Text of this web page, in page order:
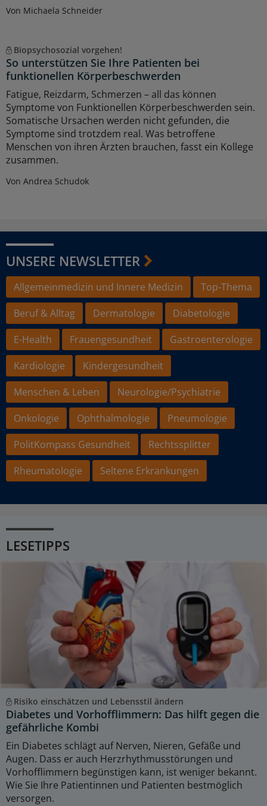
Von Michaela Schneider
Biopsychosozial vorgehen!
So unterstützen Sie Ihre Patienten bei
funktionellen Körperbeschwerden
Fatigue, Reizdarm, Schmerzen – all das können
Symptome von Funktionellen Körperbeschwerden sein.
Somatische Ursachen werden nicht gefunden, die
Symptome sind trotzdem real. Was betroffene
Menschen von ihren Ärzten brauchen, fasst ein Kollege
zusammen.
Von Andrea Schudok
UNSERE NEWSLETTER
Allgemeinmedizin und Innere Medizin
Top-Thema
Beruf & Alltag
Dermatologie
Diabetologie
E-Health
Frauengesundheit
Gastroenterologie
Kardiologie
Kindergesundheit
Menschen & Leben
Neurologie/Psychiatrie
Onkologie
Ophthalmologie
Pneumologie
PolitKompass Gesundheit
Rechtssplitter
Rheumatologie
Seltene Erkrankungen
LESETIPPS
Risiko einschätzen und Lebensstil ändern
Diabetes und Vorhofflimmern: Das hilft gegen die
gefährliche Kombi
Ein Diabetes schlägt auf Nerven, Nieren, Gefäße und
Augen. Dass er auch Herzrhythmusstörungen und
Vorhofflimmern begünstigen kann, ist weniger bekannt.
Wie Sie Ihre Patientinnen und Patienten bestmöglich
versorgen.